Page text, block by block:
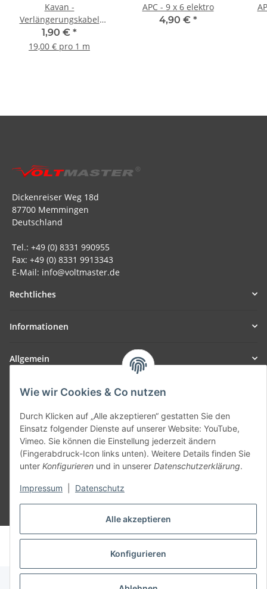
Alle akzeptieren
Konfigurieren
Wie wir Cookies & Co nutzen
Durch Klicken auf „Alle akzeptieren“ gestatten Sie den
Einsatz folgender Dienste auf unserer Website: YouTube,
Vimeo. Sie können die Einstellung jederzeit ändern
(Fingerabdruck-Icon links unten). Weitere Details finden Sie
unter Konfigurieren und in unserer Datenschutzerklärung.
Impressum Datenschutz
Kavan -
Verlängerungskabel
10cm JR mit Sicherung
(PVC)
1,90 € *
19,00 € pro 1 m
APC - 9 x 6 elektro
4,90 € *
Dickenreiser Weg 18d
87700 Memmingen
Deutschland
Tel.: +49 (0) 8331 990955
Fax: +49 (0) 8331 9913343
E-Mail: info@voltmaster.de
Rechtliches
Informationen
Allgemein
Teil unseres Netzwerks:
Vertrag widerrufen
© voltmaster.de
Powered byJTL-Shop